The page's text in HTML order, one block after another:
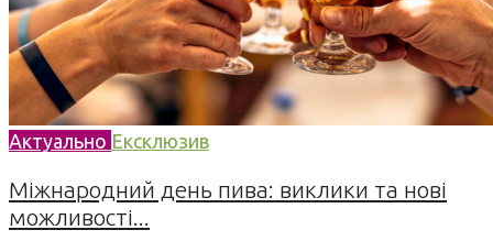
Актуально Ексклюзив
Міжнародний день пива: виклики та нові
можливості...